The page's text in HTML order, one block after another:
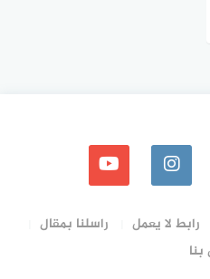
رابط لا يعمل
راسلنا بمقال